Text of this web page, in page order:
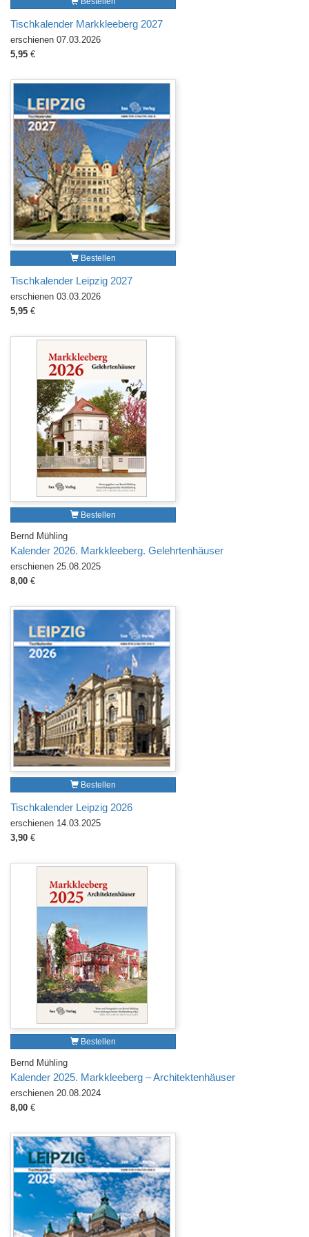
Tischkalender Markkleeberg 2027
erschienen 07.03.2026
5,95 €
Bestellen
Tischkalender Leipzig 2027
erschienen 03.03.2026
5,95 €
Bestellen
Bernd Mühling
Kalender 2026. Markkleeberg. Gelehrtenhäuser
erschienen 25.08.2025
8,00 €
Bestellen
Tischkalender Leipzig 2026
erschienen 14.03.2025
3,90 €
Bestellen
Bernd Mühling
Kalender 2025. Markkleeberg – Architektenhäuser
erschienen 20.08.2024
8,00 €